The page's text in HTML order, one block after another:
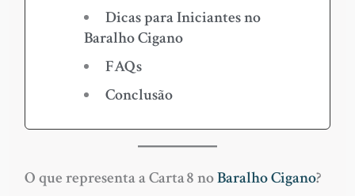
Dicas para Iniciantes no
Baralho Cigano
FAQs
Conclusão
O que representa a Carta 8 noBaralho Cigano?